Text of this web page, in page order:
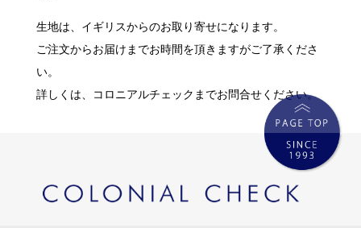
生地は、イギリスからのお取り寄せになります。
ご注文からお届けまでお時間を頂きますがご了承くださ
い。
詳しくは、コロニアルチェックまでお問合せください。